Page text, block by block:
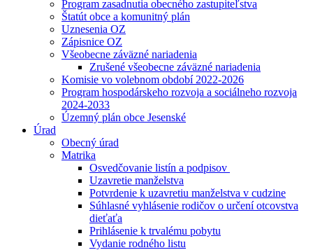
Program zasadnutia obecného zastupiteľstva
Štatút obce a komunitný plán
Uznesenia OZ
Zápisnice OZ
Všeobecne záväzné nariadenia
Zrušené všeobecne záväzné nariadenia
Komisie vo volebnom období 2022-2026
Program hospodárskeho rozvoja a sociálneho rozvoja
2024-2033
Územný plán obce Jesenské
Úrad
Obecný úrad
Matrika
Osvedčovanie listín a podpisov
Uzavretie manželstva
Potvrdenie k uzavretiu manželstva v cudzine
Súhlasné vyhlásenie rodičov o určení otcovstva
dieťaťa
Prihlásenie k trvalému pobytu
Vydanie rodného listu